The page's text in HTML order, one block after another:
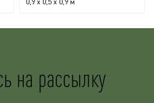
на рассылку